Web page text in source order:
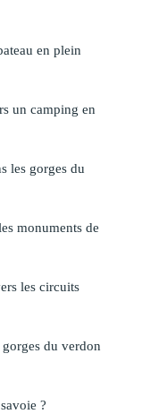
en plein
un camping en
les gorges du
monuments de
les circuits
du verdon
?